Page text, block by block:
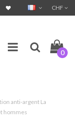
CHF
0
anti-argent La
hommes